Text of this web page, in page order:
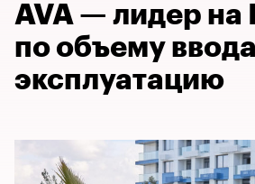
AVA — лидер на
по объему
эксплуатацию